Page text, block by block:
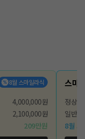
8월 스마일라식
4,000,000원
2,100,000원
209만원
스마
정상
일반
8월 스